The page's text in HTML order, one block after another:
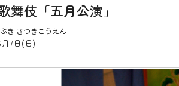
舞伎「五月公演」
き さつきこうえん
7日(日)